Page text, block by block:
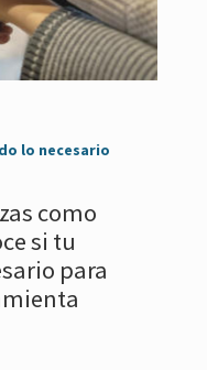
lo necesario
como
si tu
para